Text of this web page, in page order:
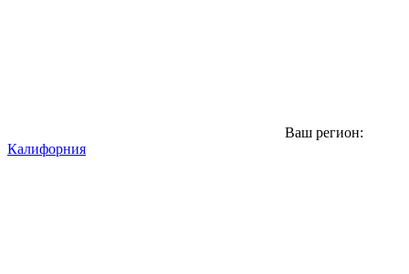
Ваш регион:
Калифорния